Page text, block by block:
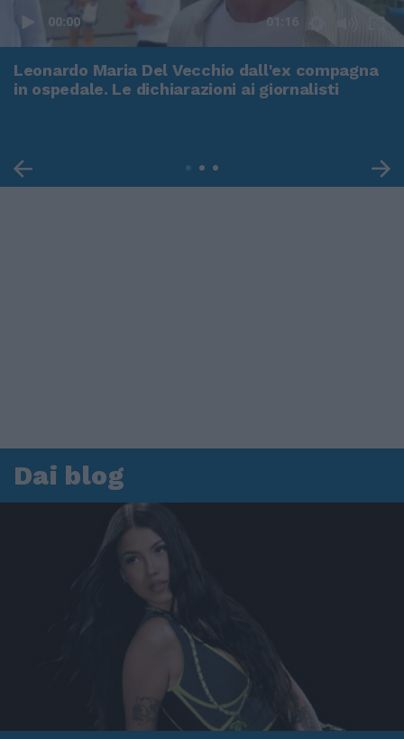
00:00 01:16
Leonardo Maria Del Vecchio dall'ex compagna
in ospedale. Le dichiarazioni ai giornalisti
Dai blog